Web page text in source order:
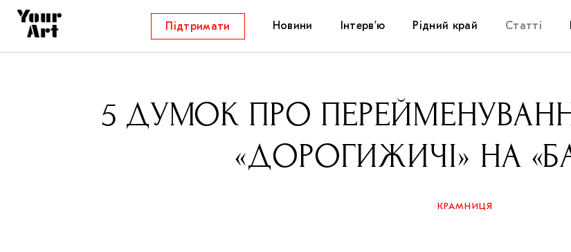
Підтримати Новини Інтерв’ю
Куратори
Архітектура
Рідний край
Самоорганізації
Освіта
Статті
Коментарі
Історії
5 ДУМОК ПРО
«ДОРОГИЖИЧІ» НА
КРАМНИЦЯ